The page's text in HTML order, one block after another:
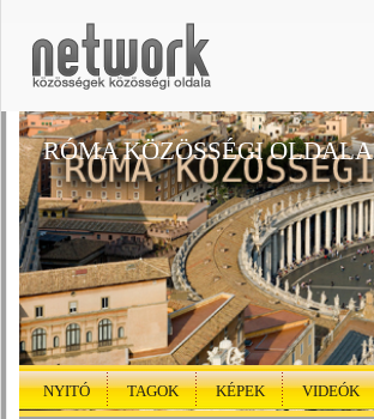
RÓMA KÖZÖSSÉGI OLDALA
NYITÓ TAGOK KÉPEK VIDEÓK